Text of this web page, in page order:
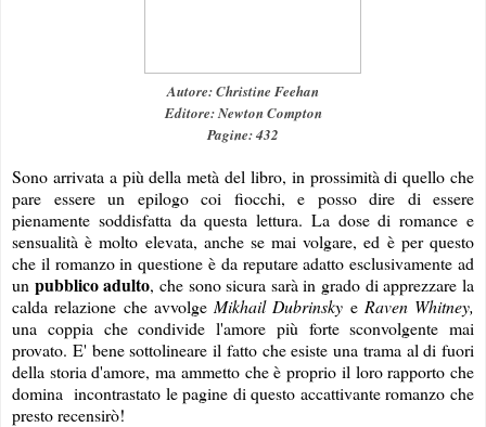
Autore: Christine Feehan
Editore: Newton Compton
Pagine: 432
Sono arrivata a più della metà del libro, in prossimità di quello che
pare essere un epilogo coi fiocchi, e posso dire di essere
pienamente soddisfatta da questa lettura. La dose di romance e
sensualità è molto elevata, anche se mai volgare, ed è per questo
che il romanzo in questione è da reputare adatto esclusivamente ad
un pubblico adulto, che sono sicura sarà in grado di apprezzare la
calda relazione che avvolge Mikhail Dubrinsky eRaven Whitney,
una coppia che condivide l'amore più forte sconvolgente mai
provato. E' bene sottolineare il fatto che esiste una trama al di fuori
della storia d'amore, ma ammetto che è proprio il loro rapporto che
domina incontrastato le pagine di questo accattivante romanzo che
presto recensirò!